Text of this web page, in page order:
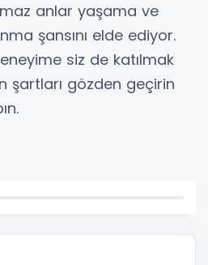
anlar yaşama ve
şansını elde ediyor.
siz de katılmak
şartları gözden geçirin